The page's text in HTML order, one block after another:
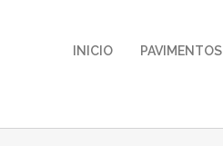
INICIO PAVIMENTOS